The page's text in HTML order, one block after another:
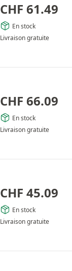
CHF 61.49
En stock
Livraison gratuite
CHF 66.09
En stock
Livraison gratuite
CHF 45.09
En stock
Livraison gratuite